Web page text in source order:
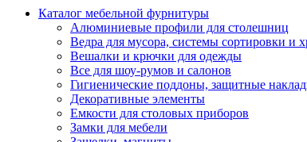
Каталог мебельной фурнитуры
Алюминиевые профили для столешниц
Ведра для мусора, системы сортировки и
Вешалки и крючки для одежды
Все для шоу-румов и салонов
Гигиенические поддоны, защитные
Декоративные элементы
Емкости для столовых приборов
Замки для мебели